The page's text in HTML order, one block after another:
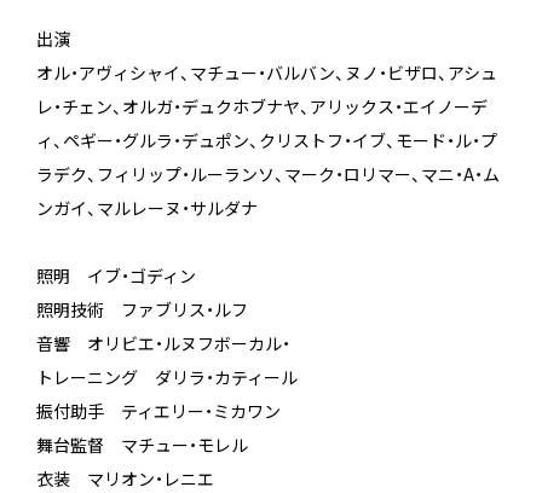
出演
オル・アヴィシャイ、マチュー・バルバン、ヌノ・ビザロ、アシュ
レ・チェン、オルガ・デュクホブナヤ、アリックス・エイノーデ
ィ、ペギー・グルラ・デュポン、クリストフ・イブ、モード・ル・プ
ラデク、フィリップ・ルーランソ、マーク・ロリマー、マニ・A・ム
ンガイ、マルレーヌ・サルダナ
照明 イブ・ゴディン
照明技術 ファブリス・ルフ
音響 オリビエ・ルヌフボーカル・
トレーニング ダリラ・カティール
振付助手 ティエリー・ミカワン
舞台監督 マチュー・モレル
衣装 マリオン・レニエ